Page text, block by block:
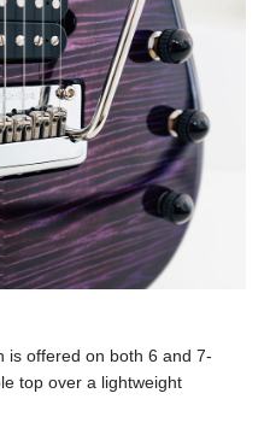
is offered on both 6 and 7-
top over a lightweight